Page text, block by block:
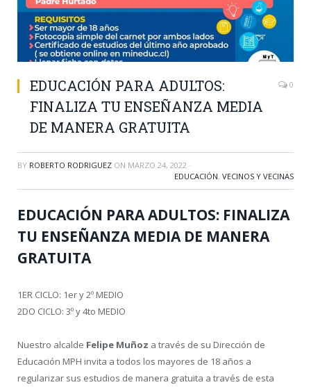
EDUCACIÓN PARA ADULTOS:
FINALIZA TU ENSEÑANZA MEDIA
DE MANERA GRATUITA
0
BY ROBERTO RODRIGUEZ ON MARZO 24, 2022 ·
EDUCACIÓN, VECINOS Y VECINAS
EDUCACIÓN PARA ADULTOS: FINALIZA
TU ENSEÑANZA MEDIA DE MANERA
GRATUITA
1ER CICLO: 1er y 2º MEDIO
2DO CICLO: 3º y 4to MEDIO
Nuestro alcalde Felipe Muñoz a través de su Dirección de
Educación MPH invita a todos los mayores de 18 años a
regularizar sus estudios de manera gratuita a través de esta